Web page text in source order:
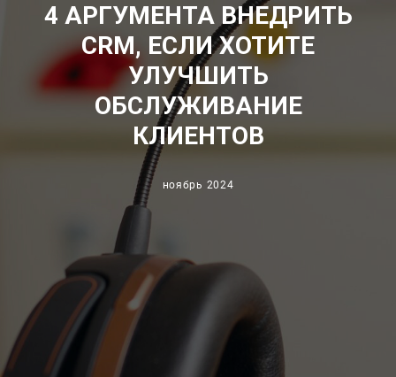
4 АРГУМЕНТА ВНЕДРИТЬ
CRM, ЕСЛИ ХОТИТЕ
УЛУЧШИТЬ
ОБСЛУЖИВАНИЕ
КЛИЕНТОВ
ноябрь 2024